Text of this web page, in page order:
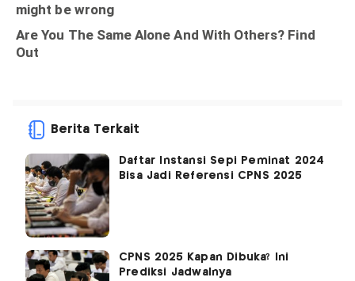
Berita Terkait
Daftar Instansi Sepi Peminat 2024
Bisa Jadi Referensi CPNS 2025
CPNS 2025 Kapan Dibuka? Ini
Prediksi Jadwalnya